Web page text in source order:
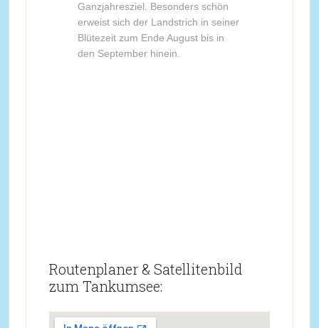
Ganzjahresziel. Besonders schön
erweist sich der Landstrich in seiner
Blütezeit zum Ende August bis in
den September hinein.
Routenplaner & Satellitenbild
zum Tankumsee: